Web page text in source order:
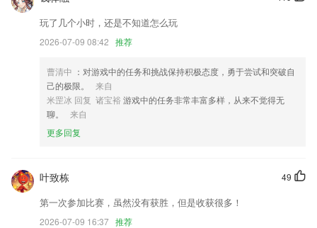
提高录音转文字功能的速度
本次更新修复了一些问题，使用更流畅，邀您升级体验~
联系我们
以上就是微乐斗地主的介绍，如果您喜欢这款软件，您可以到应用商店进
行打分评论，说出您的使用经历，以帮助我们更好的对产品进行优化修
玩了几个小时，还是不知道怎么玩
2026-07-09 08:42 推荐
曹清中 ：对游戏中的任务和挑战保持积极态度，勇于尝试和突破自
己的极限。
来自
米罡冰 回复 诸宝裕游戏中的任务非常丰富多样，从来不觉得无
聊。
来自
更多回复
49
叶致栋
第一次参加比赛，虽然没有获胜，但是收获很多！
2026-07-09 16:37 推荐